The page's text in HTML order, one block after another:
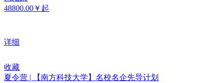
48800.00￥起
详细
收藏
夏令营 | 【南方科技大学】名校名企先导计划